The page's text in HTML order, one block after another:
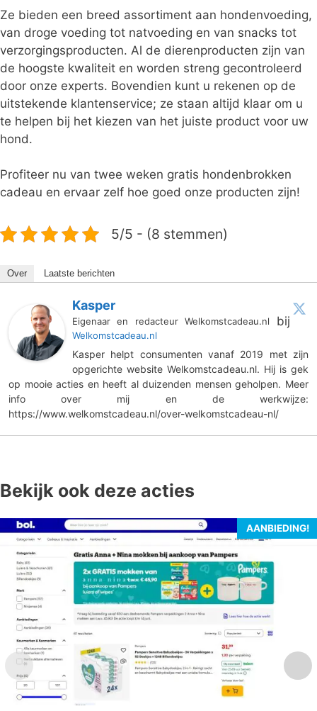
Ze bieden een breed assortiment aan hondenvoeding,
van droge voeding tot natvoeding en van snacks tot
verzorgingsproducten. Al de dierenproducten zijn van
de hoogste kwaliteit en worden streng gecontroleerd
door onze experts. Bovendien kunt u rekenen op de
uitstekende klantenservice; ze staan altijd klaar om u
te helpen bij het kiezen van het juiste product voor uw
hond.
Profiteer nu van twee weken gratis hondenbrokken
cadeau en ervaar zelf hoe goed onze producten zijn!
5/5 - (8 stemmen)
Over Laatste berichten
Kasper
Eigenaar en redacteur Welkomstcadeau.nl bij
Welkomstcadeau.nl
Kasper helpt consumenten vanaf 2019 met zijn
opgerichte website Welkomstcadeau.nl. Hij is gek
op mooie acties en heeft al duizenden mensen geholpen. Meer
info over mij en de werkwijze:
https://www.welkomstcadeau.nl/over-welkomstcadeau-nl/
Bekijk ook deze acties
AANBIEDING!